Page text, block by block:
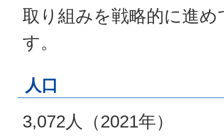
取り組みを戦略的に進め
す。
人口
3,072人（2021年）